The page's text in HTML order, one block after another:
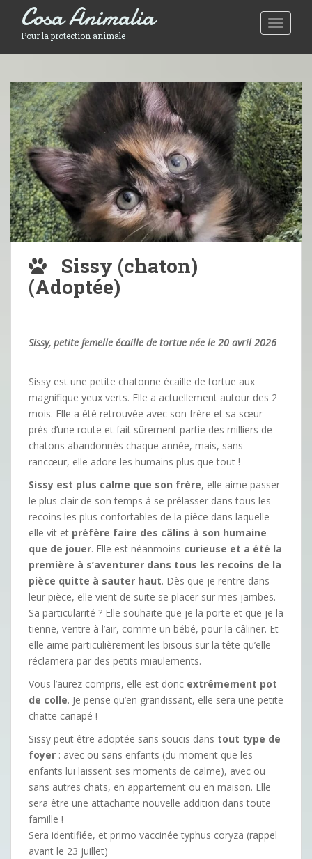
Toggle
Cosa Animalia
Pour la protection animale
Sissy (chaton)
(Adoptée)
Sissy, petite femelle écaille de tortue née le 20 avril 2026
Sissy est une petite chatonne écaille de tortue aux
magnifique yeux verts. Elle a actuellement autour des 2
mois. Elle a été retrouvée avec son frère et sa sœur
près d’une route et fait sûrement partie des milliers de
chatons abandonnés chaque année, mais, sans
rancœur, elle adore les humains plus que tout !
Sissy est plus calme que son frère, elle aime passer
le plus clair de son temps à se prélasser dans tous les
recoins les plus confortables de la pièce dans laquelle
elle vit et préfère faire des câlins à son humaine
que de jouer. Elle est néanmoins curieuse et a été la
première à s’aventurer dans tous les recoins de la
pièce quitte à sauter haut. Dès que je rentre dans
leur pièce, elle vient de suite se placer sur mes jambes.
Sa particularité ? Elle souhaite que je la porte et que je la
tienne, ventre à l’air, comme un bébé, pour la câliner. Et
elle aime particulièrement les bisous sur la tête qu’elle
réclamera par des petits miaulements.
Vous l’aurez compris, elle est donc extrêmement pot
de colle. Je pense qu’en grandissant, elle sera une petite
chatte canapé !
Sissy peut être adoptée sans soucis dans tout type de
foyer : avec ou sans enfants (du moment que les
enfants lui laissent ses moments de calme), avec ou
sans autres chats, en appartement ou en maison. Elle
sera être une attachante nouvelle addition dans toute
famille !
Sera identifiée, et primo vaccinée typhus coryza (rappel
avant le 23 juillet)